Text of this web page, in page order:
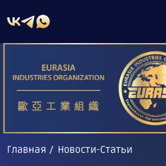
Главная Новости-Статьи